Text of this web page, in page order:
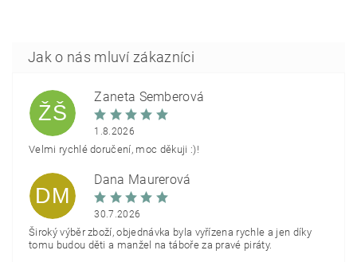
ŽŠ
Žaneta Šemberová
1.8.2026
Velmi rychlé doručení, moc děkuji :)!
DM
Dana Maurerová
30.7.2026
Široký výběr zboží, objednávka byla vyřízena rychle a jen díky
tomu budou děti a manžel na táboře za pravé piráty.